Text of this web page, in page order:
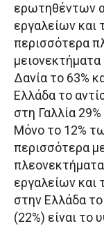
ερωτηθέντων
εργαλείων και
περισσότερα
μειονεκτήματα
Δανία το 63%
Ελλάδα το
στη Γαλλία
Μόνο το 12%
περισσότερα
εργαλείων και
στην Ελλάδα
(22%) είναι